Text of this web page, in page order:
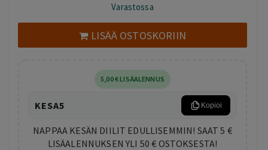
oli:
100,00 €. 69,00 €.
Varastossa
LISÄÄ OSTOSKORIIN
5 ,00€LISÄALENNUS
KESA5 Kopioi
NAPPAA KESÄN DIILIT EDULLISEMMIN! SAAT 5 €
LISÄALENNUKSEN YLI 50 € OSTOKSESTA!